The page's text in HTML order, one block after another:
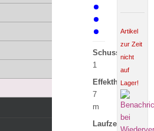
Artikel
zur Zeit
nicht
auf
Lager!
Schuss:
1
Effekthöhe:
7
m
Laufzeit: